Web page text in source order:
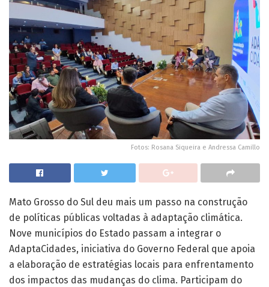
Fotos: Rosana Siqueira e Andressa Camillo
Mato Grosso do Sul deu mais um passo na construção
de políticas públicas voltadas à adaptação climática.
Nove municípios do Estado passam a integrar o
AdaptaCidades, iniciativa do Governo Federal que apoia
a elaboração de estratégias locais para enfrentamento
dos impactos das mudanças do clima. Participam do